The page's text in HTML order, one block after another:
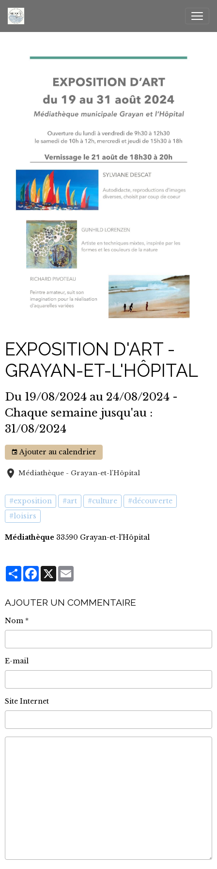
EXPOSITION D'ART -
GRAYAN-ET-L'HÔPITAL
Du 19/08/2024 au 24/08/2024 -
Chaque semaine jusqu'au :
31/08/2024
Ajouter au calendrier
Médiathèque - Grayan-et-l'Hôpital
#exposition #art #culture
#découverte
#loisirs
Médiathèque 33590 Grayan-et-l'Hôpital
PartagerFacebook
X
AJOUTER UN COMMENTAIRE
Nom
E-mail
Site Internet